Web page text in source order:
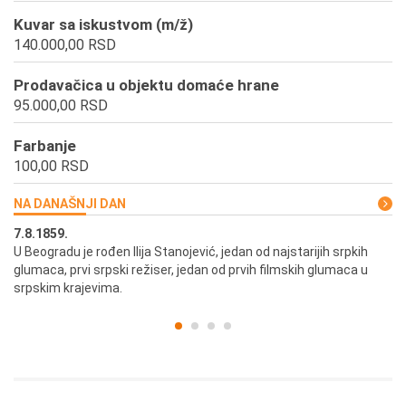
Kuvar sa iskustvom (m/ž)
140.000,00 RSD
Prodavačica u objektu domaće hrane
95.000,00 RSD
Farbanje
100,00 RSD
NA DANAŠNJI DAN
7.8.1859.
U Beogradu je rođen Ilija Stanojević, jedan od najstarijih srpkih
glumaca, prvi srpski režiser, jedan od prvih filmskih glumaca u
srpskim krajevima.